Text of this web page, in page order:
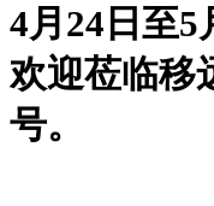
4月24日至
欢迎莅临移
号。